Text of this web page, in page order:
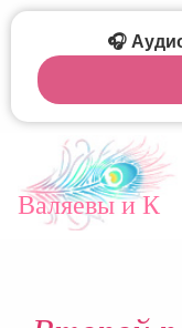
Валяевы и К
🎧